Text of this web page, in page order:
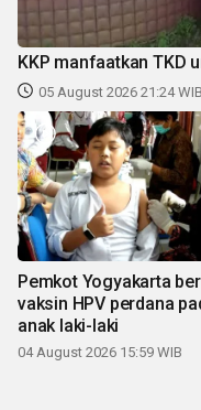
KKP manfaatkan TKD
05 August 2026 21:24 WIB
Pemkot Yogyakarta
vaksin HPV perdana
anak laki-laki
04 August 2026 15:59 WIB